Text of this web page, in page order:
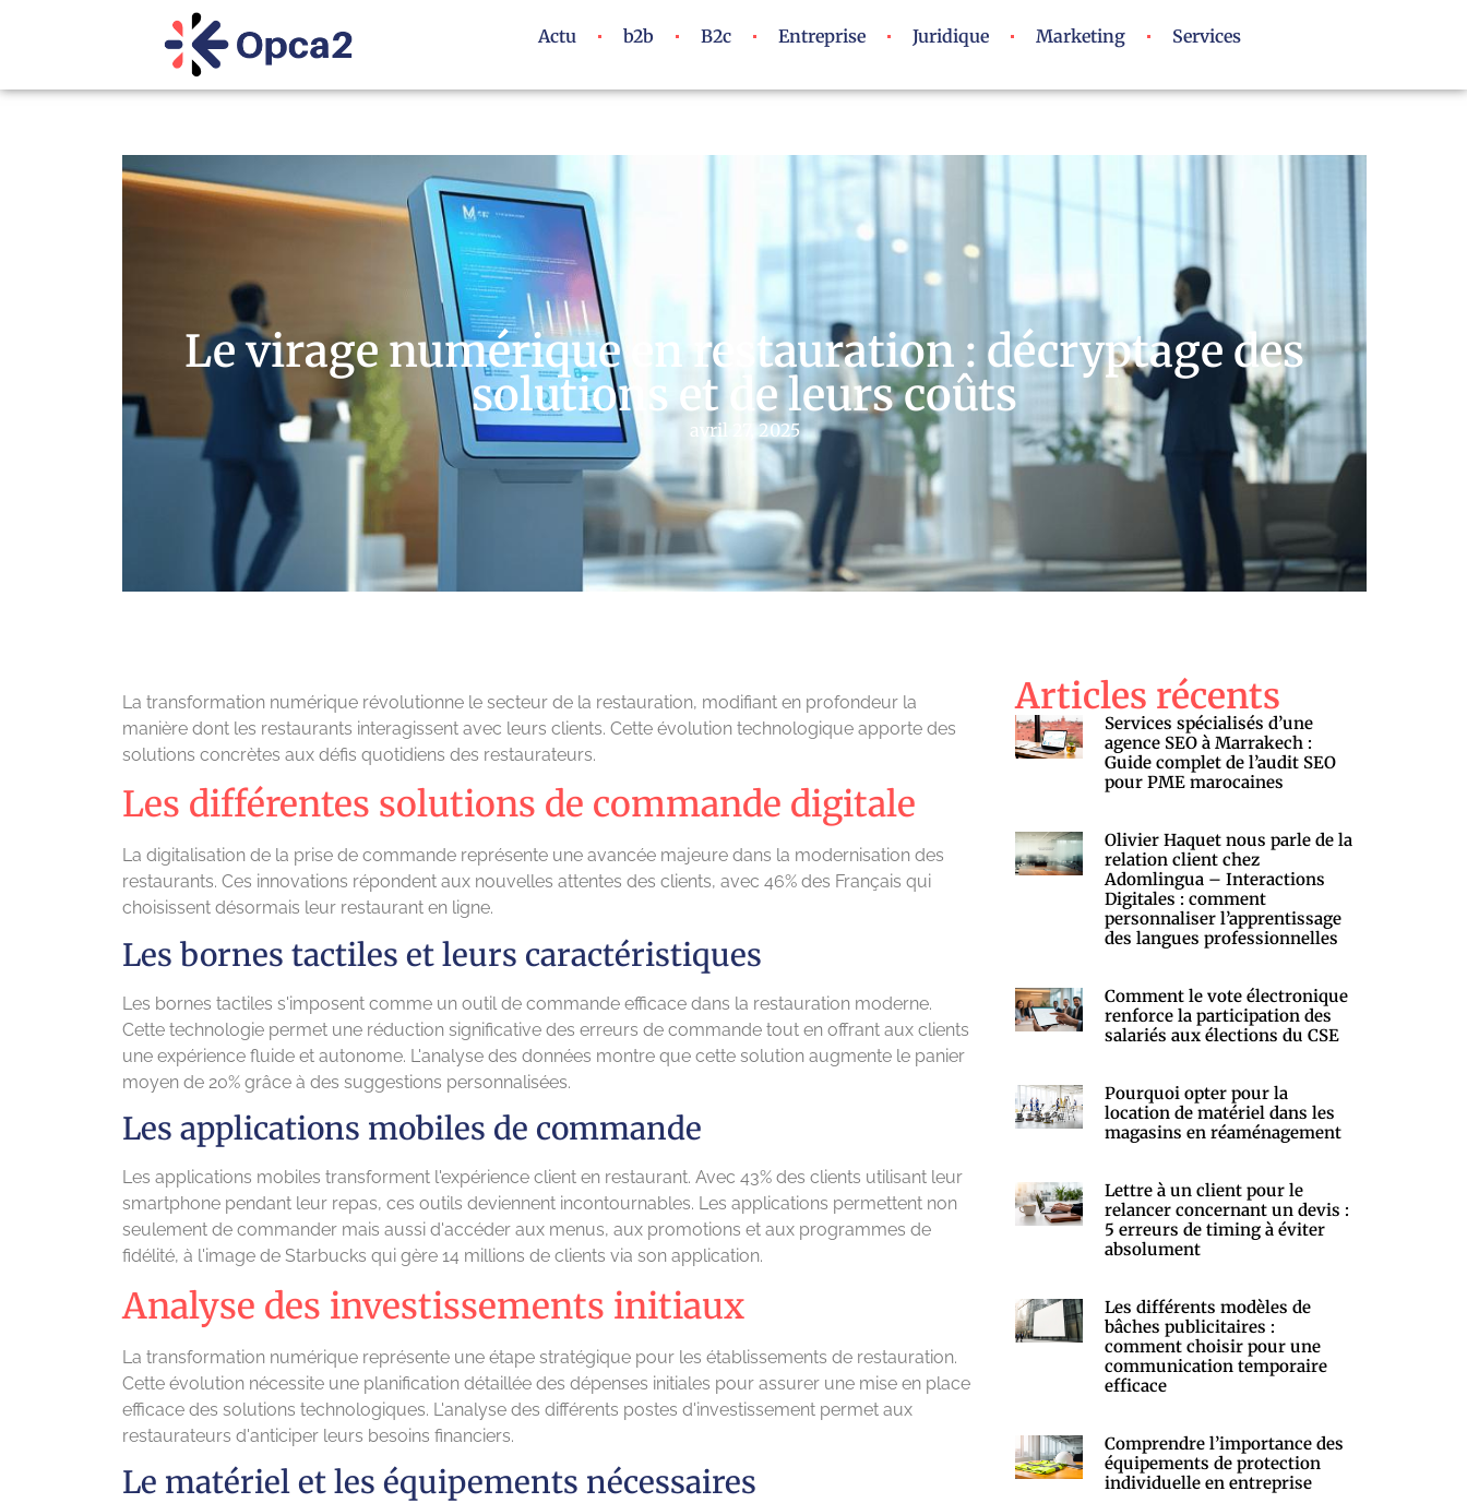
Actu b2b B2c Entreprise Juridique Marketing Services
Le virage numérique en restauration : décryptage des
solutions et de leurs coûts
avril 27, 2025
La transformation numérique révolutionne le secteur de la restauration, modifiant en profondeur la
manière dont les restaurants interagissent avec leurs clients. Cette évolution technologique apporte des
solutions concrètes aux défis quotidiens des restaurateurs.
Les différentes solutions de commande digitale
La digitalisation de la prise de commande représente une avancée majeure dans la modernisation des
restaurants. Ces innovations répondent aux nouvelles attentes des clients, avec 46% des Français qui
choisissent désormais leur restaurant en ligne.
Les bornes tactiles et leurs caractéristiques
Les bornes tactiles s'imposent comme un outil de commande efficace dans la restauration moderne.
Cette technologie permet une réduction significative des erreurs de commande tout en offrant aux clients
une expérience fluide et autonome. L'analyse des données montre que cette solution augmente le panier
moyen de 20% grâce à des suggestions personnalisées.
Les applications mobiles de commande
Les applications mobiles transforment l'expérience client en restaurant. Avec 43% des clients utilisant leur
smartphone pendant leur repas, ces outils deviennent incontournables. Les applications permettent non
seulement de commander mais aussi d'accéder aux menus, aux promotions et aux programmes de
fidélité, à l'image de Starbucks qui gère 14 millions de clients via son application.
Analyse des investissements initiaux
La transformation numérique représente une étape stratégique pour les établissements de restauration.
Cette évolution nécessite une planification détaillée des dépenses initiales pour assurer une mise en place
efficace des solutions technologiques. L'analyse des différents postes d'investissement permet aux
restaurateurs d'anticiper leurs besoins financiers.
Le matériel et les équipements nécessaires
Articles récents
Services spécialisés d’une
agence SEO à Marrakech :
Guide complet de l’audit SEO
pour PME marocaines
Olivier Haquet nous parle de la
relation client chez
Adomlingua – Interactions
Digitales : comment
personnaliser l’apprentissage
des langues professionnelles
Comment le vote électronique
renforce la participation des
salariés aux élections du CSE
Pourquoi opter pour la
location de matériel dans les
magasins en réaménagement
Lettre à un client pour le
relancer concernant un devis :
5 erreurs de timing à éviter
absolument
Les différents modèles de
bâches publicitaires :
comment choisir pour une
communication temporaire
efficace
Comprendre l’importance des
équipements de protection
individuelle en entreprise